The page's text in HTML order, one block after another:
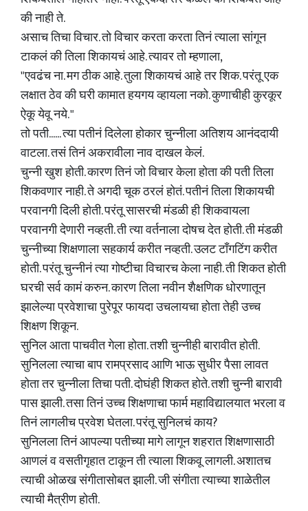
की नाही ते.
असाच तिचा विचार. तो विचार करता करता तिनं त्याला सांगून
टाकलं की तिला शिकायचं आहे. त्यावर तो म्हणाला,
"एवढंच ना. मग ठीक आहे. तुला शिकायचं आहे तर शिक. परंतू एक
लक्षात ठेव की घरी कामात हयगय व्हायला नको. कुणाचीही कुरकूर
ऐकू येवू नये. "
तो पती...... त्या पतीनं दिलेला होकार चुन्नीला अतिशय आनंददायी
वाटला. तसं तिनं अकरावीला नाव दाखल केलं.
चुन्नी खुश होती. कारण तिनं जो विचार केला होता की पती तिला
शिकवणार नाही. ते अगदी चूक ठरलं होतं. पतीनं तिला शिकायची
परवानगी दिली होती. परंतू सासरची मंडळी ही शिकवायला
परवानगी देणारी नव्हती. ती त्या वर्तनाला दोषच देत होती. ती मंडळी
चुन्नीच्या शिक्षणाला सहकार्य करीत नव्हती. उलट टाँगटिंग करीत
होती. परंतू चुन्नीनं त्या गोष्टीचा विचारच केला नाही. ती शिकत होती
घरची सर्व कामं करुन. कारण तिला नवीन शैक्षणिक धोरणातून
झालेल्या प्रवेशाचा पुरेपूर फायदा उचलायचा होता तेही उच्च
शिक्षण शिकून.
सुनिल आता पाचवीत गेला होता. तशी चुन्नीही बारावीत होती.
सुनिलला त्याचा बाप रामप्रसाद आणि भाऊ सुधीर पैसा लावत
होता तर चुन्नीला तिचा पती. दोघंही शिकत होते. तशी चुन्नी बारावी
पास झाली. तसा तिनं उच्च शिक्षणाचा फार्म महाविद्यालयात भरला व
तिनं लागलीच प्रवेश घेतला. परंतू सुनिलचं काय?
सुनिलला तिनं आपल्या पतीच्या मागे लागून शहरात शिक्षणासाठी
आणलं व वसतीगृहात टाकून ती त्याला शिकवू लागली. अशातच
त्याची ओळख संगीतासोबत झाली. जी संगीता त्याच्या शाळेतील
त्याची मैत्रीण होती.